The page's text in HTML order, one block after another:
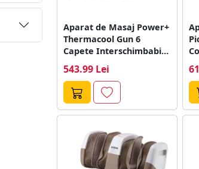
Aparat de Masaj Power+
Thermacool Gun 6
Capete Interschimbabile
543.99 Lei